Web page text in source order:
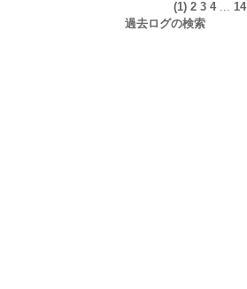
(1) 2 3 4... 14
過去ログの検索